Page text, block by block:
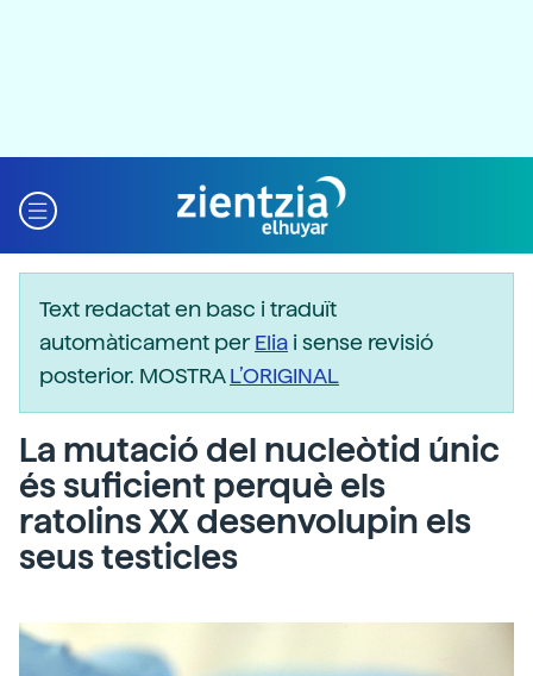
Text redactat en basc i traduït
automàticament perElia i sense revisió
posterior. MOSTRAL’ORIGINAL
La mutació del nucleòtid únic
és suficient perquè els
ratolins XX desenvolupin els
seus testicles